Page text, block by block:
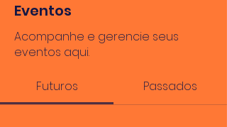
Eventos
Acompanhe e gerencie seus
eventos aqui.
Futuros Passados